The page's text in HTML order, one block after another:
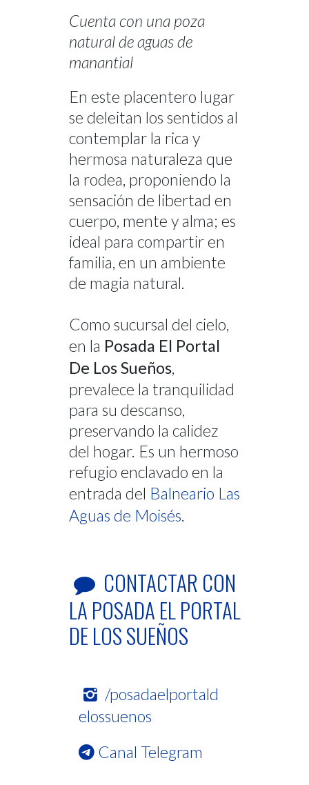
Cuenta con una poza
natural de aguas de
manantial
En este placentero lugar
se deleitan los sentidos al
contemplar la rica y
hermosa naturaleza que
la rodea, proponiendo la
sensación de libertad en
cuerpo, mente y alma; es
ideal para compartir en
familia, en un ambiente
de magia natural.
Como sucursal del cielo,
en la Posada El Portal
De Los Sueños
prevalece la tranquilidad
para su descanso,
preservando la calidez
del hogar. Es un hermoso
refugio enclavado en la
entrada del Balneario Las
Aguas de Moisés
CONTACTAR CON
LA POSADA EL PORTAL
DE LOS SUEÑOS
/posadaelportald
elossuenos
Canal Telegram